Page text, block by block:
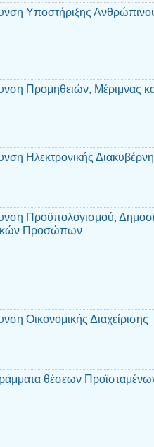
Υποστήριξης
Προμηθειών, Μέριμνας
Ηλεκτρονικής
Προϋπολογισμού,
Προσώπων
Οικονομικής Διαχείρισης
θέσεων